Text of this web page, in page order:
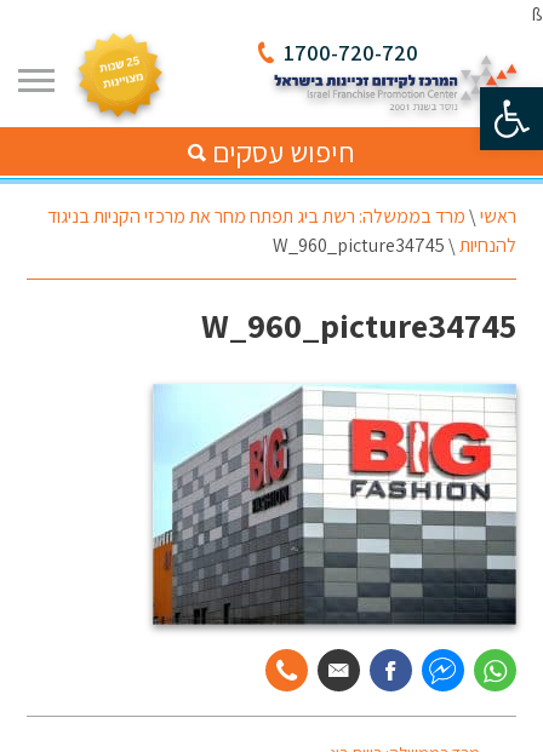
פתח סרגל נגישות
ß
1700-720-720
חיפוש עסקים
ראשי\מרד בממשלה: רשת ביג תפתח מחר את מרכזי הקניות בניגוד
להנחיות\
W_960_picture34745
W_960_picture34745